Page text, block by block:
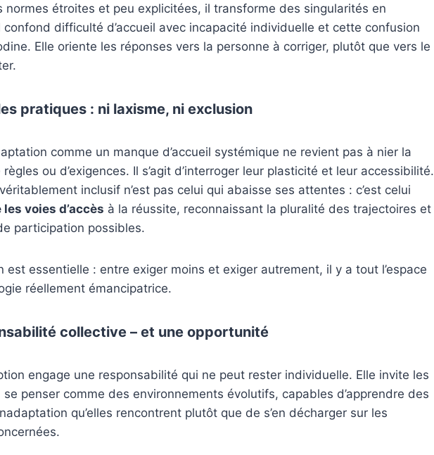
normes étroites et peu explicitées, il transforme des singularités en
confond difficulté d’accueil avec incapacité individuelle et cette confusion
Elle oriente les réponses vers la personne à corriger, plutôt que vers le
pratiques : ni laxisme, ni exclusion
comme un manque d’accueil systémique ne revient pas à nier la
ou d’exigences. Il s’agit d’interroger leur plasticité et leur accessibilité.
inclusif n’est pas celui qui abaisse ses attentes : c’est celui
voies d’accès à la réussite, reconnaissant la pluralité des trajectoires et
participation possibles.
est essentielle : entre exiger moins et exiger autrement, il y a tout l’espace
réellement émancipatrice.
collective – et une opportunité
engage une responsabilité qui ne peut rester individuelle. Elle invite les
penser comme des environnements évolutifs, capables d’apprendre des
qu’elles rencontrent plutôt que de s’en décharger sur les